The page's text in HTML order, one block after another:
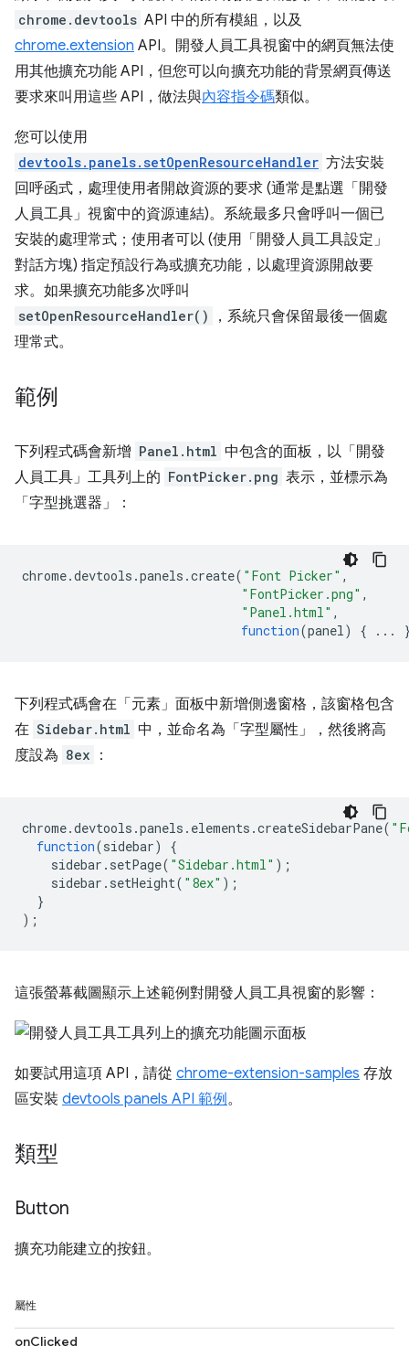
chrome.devtools API 中的所有模組，以及
chrome.extension API。開發人員工具視窗中的網頁無法使
用其他擴充功能 API，但您可以向擴充功能的背景網頁傳送
要求來叫用這些 API，做法與內容指令碼類似。
您可以使用
devtools.panels.setOpenResourceHandler 方法安裝
回呼函式，處理使用者開啟資源的要求 (通常是點選「開發
人員工具」視窗中的資源連結)。系統最多只會呼叫一個已
安裝的處理常式；使用者可以 (使用「開發人員工具設定」
對話方塊) 指定預設行為或擴充功能，以處理資源開啟要
求。如果擴充功能多次呼叫
setOpenResourceHandler()
，系統只會保留最後一個處
理常式。
範例
下列程式碼會新增 Panel.html 中包含的面板，以「開發
人員工具」工具列上的 FontPicker.png 表示，並標示為
「字型挑選器」
：
chrome.devtools .panels .create( "Font Picker" ,
"FontPicker.png" ,
"Panel.html" ,
function(panel) { ...
下列程式碼會在「元素」面板中新增側邊窗格，該窗格包含
在 Sidebar.html 中，並命名為「字型屬性」
，然後將高
度設為 8ex ：
chrome.devtools .panels . elements .createSidebarPane(
function(sidebar)
{
sidebar . setPage( "Sidebar.html" );
sidebar . setHeight( "8ex" );
}
);
這張螢幕截圖顯示上述範例對開發人員工具視窗的影響：
如要試用這項 API，請從 chrome-extension-samples 存放
區安裝 devtools panels API 範例。
類型
Button
擴充功能建立的按鈕。
屬性
onClicked